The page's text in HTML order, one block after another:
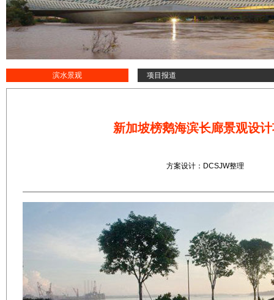
项目报道
滨水景观
新加坡榜鹅海滨长廊景观设
方案设计：DCSJW整理